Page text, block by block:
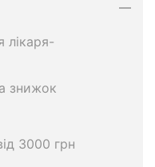
лікаря-
знижок
3000 грн